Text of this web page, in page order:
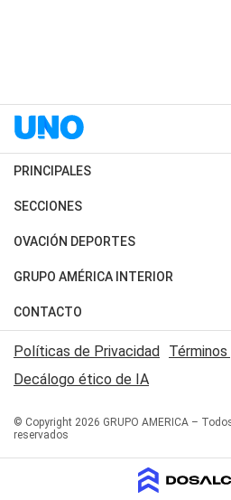
PRINCIPALES
Últimas Noticias
Política
Judiciales
Economia
SECCIONES
Horóscopo
Motores
Trucos caseros
Series y Películas
Edictos y Solicitadas
OVACIÓN DEPORTES
Fútbol
Mundial
Automovilismo
Rugby
Tenis
Básquet
GRUPO AMÉRICA INTERIOR
Canal 7 en Vivo
San Juan 8
CONTACTO
Acerca de Nosotros
Contactanos
Políticas de Privacidad
Decálogo ético de IA
© Copyright 2026 GRUPO AMERICA –
reservados